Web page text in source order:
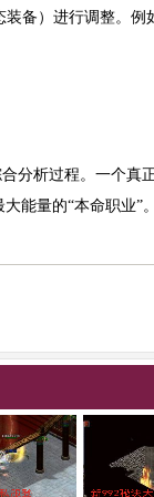
备）进行调整。
分析过程。一个真
能量的“本命职业”